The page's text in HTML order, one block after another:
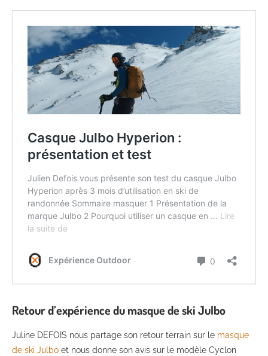
Retour d’expérience du masque de ski Julbo
Juline DEFOIS nous partage son retour terrain sur le masque
de ski Julbo et nous donne son avis sur le modèle Cyclon